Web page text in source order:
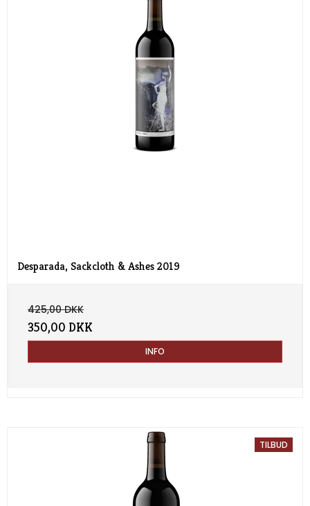
Desparada, Sackcloth & Ashes 2019
425,00 DKK
350,00 DKK
INFO
TILBUD